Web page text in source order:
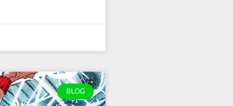
BLOG